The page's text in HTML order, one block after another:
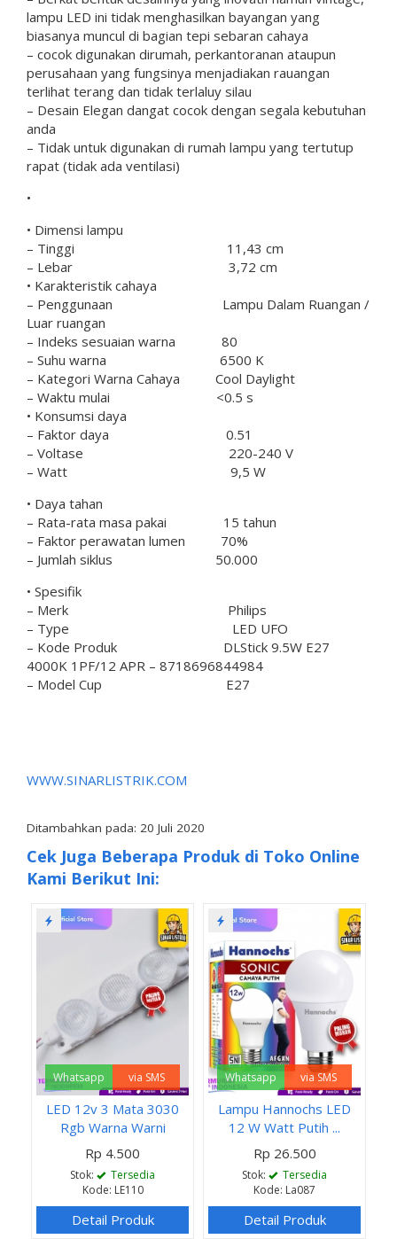
lampu LED ini tidak menghasilkan bayangan yang
biasanya muncul di bagian tepi sebaran cahaya
– cocok digunakan dirumah, perkantoranan ataupun
perusahaan yang fungsinya menjadiakan rauangan
terlihat terang dan tidak terlaluy silau
– Desain Elegan dangat cocok dengan segala kebutuhan
anda
– Tidak untuk digunakan di rumah lampu yang tertutup
rapat (tidak ada ventilasi)
•
• Dimensi lampu
– Tinggi 11,43 cm
– Lebar 3,72 cm
• Karakteristik cahaya
– Penggunaan Lampu Dalam Ruangan /
Luar ruangan
– Indeks sesuaian warna 80
– Suhu warna 6500 K
– Kategori Warna Cahaya Cool Daylight
– Waktu mulai <0.5 s
• Konsumsi daya
– Faktor daya 0.51
– Voltase 220-240 V
– Watt 9,5 W
• Daya tahan
– Rata-rata masa pakai 15 tahun
– Faktor perawatan lumen 70%
– Jumlah siklus 50.000
• Spesifik
– Merk Philips
– Type LED UFO
– Kode Produk DLStick 9.5W E27
4000K 1PF/12 APR – 8718696844984
– Model Cup E27
WWW.SINARLISTRIK.COM
Ditambahkan pada: 20 Juli 2020
Cek Juga Beberapa Produk di Toko Online
Kami Berikut Ini:
Whatsapp via SMS
LED 12v 3 Mata 3030
Rgb Warna Warni
Rp 4.500
Stok:
Tersedia
Kode: LE110
Detail Produk
Whatsapp via SMS
Lampu Hannochs LED
12 W Watt Putih ...
Rp 26.500
Stok:
Tersedia
Kode: La087
Detail Produk